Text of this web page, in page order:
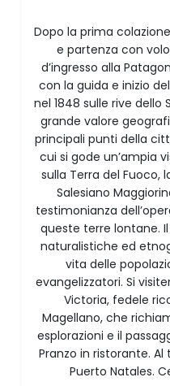
Dopo la prima
e partenza con
d’ingresso alla
con la guida e inizio
nel 1848 sulle rive dello
grande valore
principali punti della
cui si gode un’ampia
sulla Terra del Fuoco,
Salesiano
testimonianza
queste terre lontane.
naturalistiche ed
vita delle
evangelizzatori. Si
Victoria, fedele
Magellano, che
esplorazioni e il
Pranzo in ristorante.
Puerto Natales.